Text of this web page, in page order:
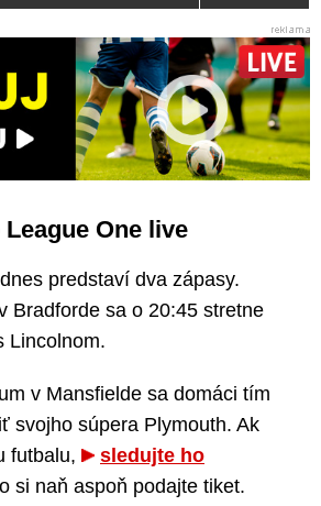
One live
predstaví dva zápasy.
Bradforde sa o 20:45 stretne
Lincolnom.
v Mansfielde sa domáci tím
svojho súpera Plymouth. Ak
futbalu,
sledujte ho
si naň aspoň podajte tiket.